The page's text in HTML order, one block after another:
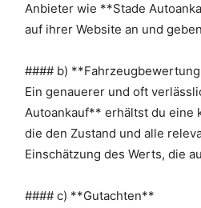
Anbieter wie **Stade
auf ihrer Website an und
#### b)
Ein genauerer und oft
Autoankauf** erhältst du eine
die den Zustand und alle
Einschätzung des Werts, die
#### c) **Gutachten**